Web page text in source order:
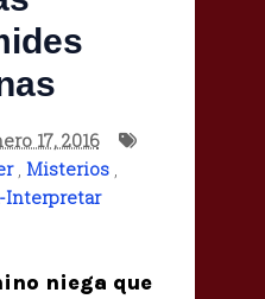
17, 2016
, Misterios ,
Interpretar
niega que